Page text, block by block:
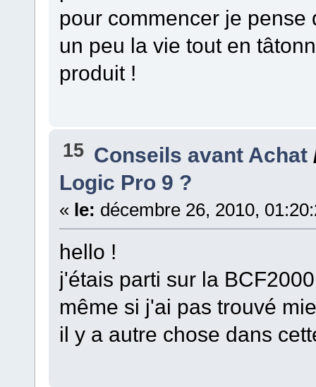
pour commencer je
un peu la vie tout en
produit !
15 Conseils avant Achat
Logic Pro 9 ?
« le: décembre 26, 2010,
hello !
j'étais parti sur la
même si j'ai pas trouvé
il y a autre chose dans